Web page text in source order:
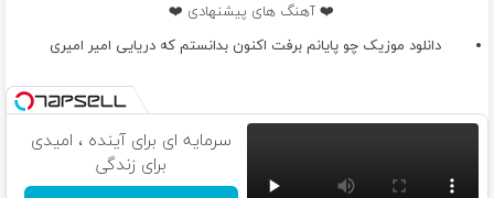
❤️ آهنگ های پیشنهادی ❤️
دانلود موزیک چو پایانم برفت اکنون بدانستم که دریایی امیر امیری
سرمایه ای برای آینده ، امیدی
برای زندگی